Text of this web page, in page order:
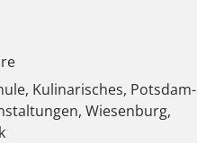
, Kulinarisches, Potsdam-
,Wiesenburg,